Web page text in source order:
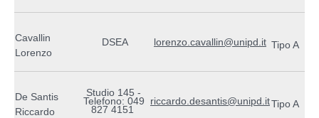
Cavallin
Lorenzo
DSEA lorenzo.cavallin@unipd.it Tipo A
De Santis
Riccardo
Studio 145 -
Telefono: 049
827 4151
riccardo.desantis@unipd.itTipo A